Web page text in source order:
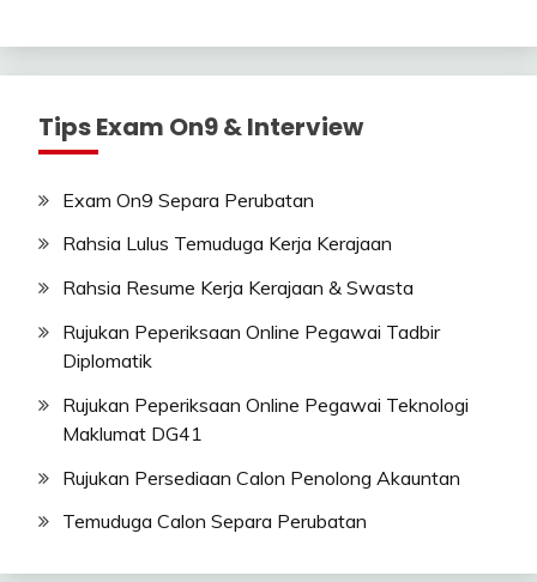
Tips Exam On9 & Interview
Exam On9 Separa Perubatan
Rahsia Lulus Temuduga Kerja Kerajaan
Rahsia Resume Kerja Kerajaan & Swasta
Rujukan Peperiksaan Online Pegawai Tadbir
Diplomatik
Rujukan Peperiksaan Online Pegawai Teknologi
Maklumat DG41
Rujukan Persediaan Calon Penolong Akauntan
Temuduga Calon Separa Perubatan